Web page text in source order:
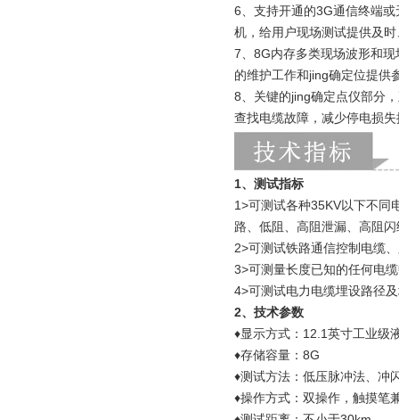
6、支持开通的3G通信终端
机，给用户现场测试提供及
7、8G内存多类现场波形和
的维护工作和jing确定位提供
8、关键的jing确定点仪部分
查找电缆故障，减少停电损
1、测试指标
1>可测试各种35KV以下不同
路、低阻、高阻泄漏、高阻
2>可测试铁路通信控制电缆
3>可测量长度已知的任何电
4>可测试电力电缆埋设路径
2、技术参数
♦显示方式：12.1英寸工业级
♦存储容量：8G
♦测试方法：低压脉冲法、冲
♦操作方式：双操作，触摸笔